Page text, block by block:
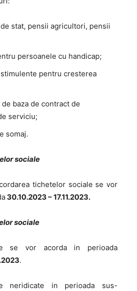
stat, pensii agricultori, pensii
persoanele cu handicap;
pentru cresterea
baza de contract de
serviciu;
somaj.
sociale
tichetelor sociale se vor
30.10.2023 – 17.11.2023.
sociale
se vor acorda in perioada
.
neridicate in perioada sus-